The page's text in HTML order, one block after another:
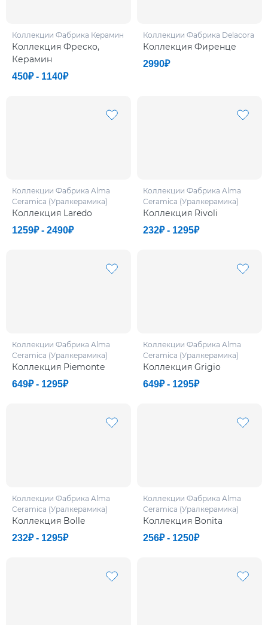
Коллекции Фабрикa Керамин
Коллекция Фреско,
Керамин
450₽ - 1140₽
Коллекции Фабрикa Delacora
Коллекция Фиренце
2990₽
Коллекции Фабрикa Alma
Ceramica (Уралкерамика)
Коллекция Laredo
1259₽ - 2490₽
Коллекции Фабрикa Alma
Ceramica (Уралкерамика)
Коллекция Rivoli
232₽ - 1295₽
Коллекции Фабрикa Alma
Ceramica (Уралкерамика)
Коллекция Piemonte
649₽ - 1295₽
Коллекции Фабрикa Alma
Ceramica (Уралкерамика)
Коллекция Grigio
649₽ - 1295₽
Коллекции Фабрикa Alma
Ceramica (Уралкерамика)
Коллекция Bolle
232₽ - 1295₽
Коллекции Фабрикa Alma
Ceramica (Уралкерамика)
Коллекция Bonita
256₽ - 1250₽